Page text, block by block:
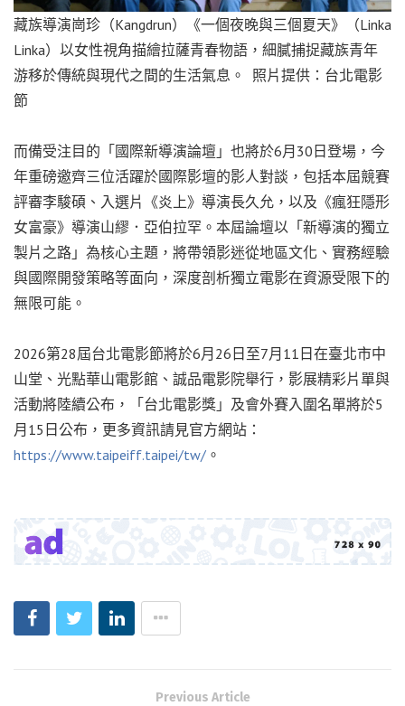
藏族導演崗珍（Kangdrun）《一個夜晚與三個夏天》（Linka
Linka）以女性視角描繪拉薩青春物語，細膩捕捉藏族青年
游移於傳統與現代之間的生活氣息。 照片提供：台北電影
節
而備受注目的「國際新導演論壇」也將於6月30日登場，今
年重磅邀齊三位活躍於國際影壇的影人對談，包括本屆競賽
評審李駿碩、入選片《炎上》導演長久允，以及《瘋狂隱形
女富豪》導演山繆．亞伯拉罕。本屆論壇以「新導演的獨立
製片之路」為核心主題，將帶領影迷從地區文化、實務經驗
與國際開發策略等面向，深度剖析獨立電影在資源受限下的
無限可能。
2026第28屆台北電影節將於6月26日至7月11日在臺北市中
山堂、光點華山電影館、誠品電影院舉行，影展精彩片單與
活動將陸續公布，「台北電影獎」及會外賽入圍名單將於5
月15日公布，更多資訊請見官方網站：
https://www.taipeiff.taipei/tw/ 。
Previous Article